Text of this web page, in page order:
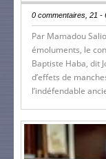
0 commentaires, 21 -
Par Mamadou
émoluments, le
Baptiste Haba, dit
d’effets de
l’indéfendable